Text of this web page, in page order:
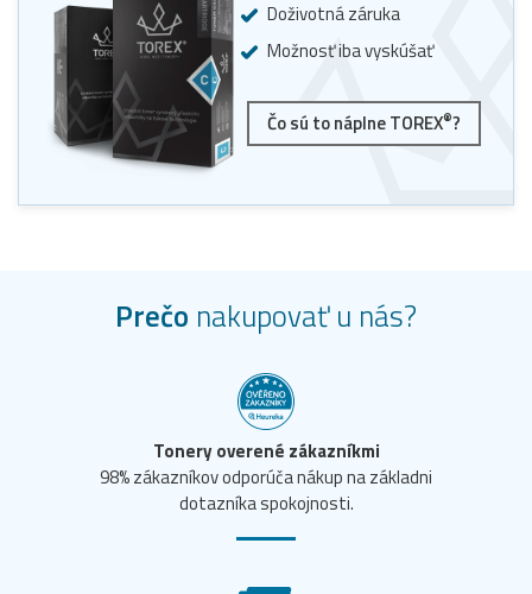
Doživotná záruka
Možnosť iba vyskúšať
Čo sú to náplne TOREX®?
Prečo nakupovať u nás?
Tonery overené zákazníkmi
98% zákazníkov odporúča nákup na základni
dotazníka spokojnosti.